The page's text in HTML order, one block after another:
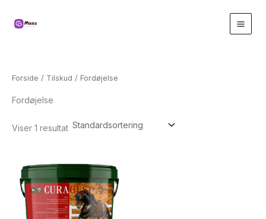
Forside / Tilskud / Fordøjelse
Fordøjelse
Viser 1 resultat